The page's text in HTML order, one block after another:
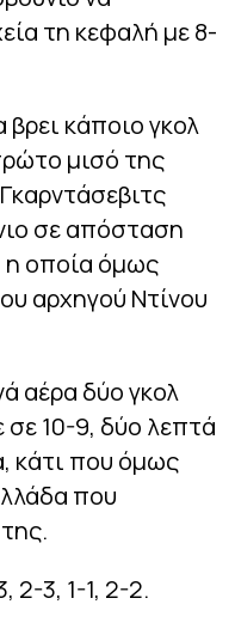
τη κεφαλή με 8-
κάποιο γκολ
μισό της
σε απόσταση
η οποία όμως
αρχηγού Ντίνου
αέρα δύο γκολ
σε 10-9, δύο λεπτά
κάτι που όμως
που
2-3, 1-1, 2-2.